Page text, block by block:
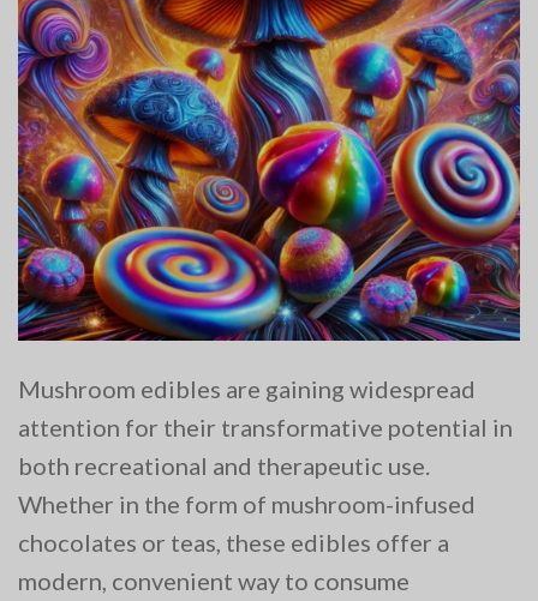
Mushroom edibles are gaining widespread
attention for their transformative potential in
both recreational and therapeutic use.
Whether in the form of mushroom-infused
chocolates or teas, these edibles offer a
modern, convenient way to consume